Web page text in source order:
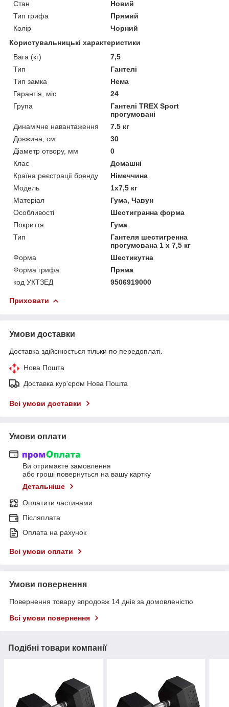
Стан
Новий
Тип грифа
Прямий
Колір
Чорний
Користувальницькі характеристики
Вага (кг)
7,5
Тип
Гантелі
Тип замка
Нема
Гарантія, міс
24
Група
Гантелі TREX Sport
прогумовані
Динамічне навантаження
7.5 кг
Довжина, см
30
Діаметр отвору, мм
0
Клас
Домашні
Країна реєстрації бренду
Німеччина
Мoдель
1x7,5 кг
Матеріал
Гума, Чавун
Особливості
Шестигранна форма
Покриття
Гума
Тип
Гантеля шестигренна
прогумована 1 х 7,5 кг
Форма
Шестикутна
Форма грифа
Пряма
код УКТЗЕД
9506919000
Приховати
Умови доставки
Доставка здійснюється тільки по передоплаті.
Нова Пошта
Доставка кур'єром Нова Пошта
Всі умови доставки
Умови оплати
Ви отримаєте замовлення
або гроші повернуться на вашу картку
Детальніше
Оплатити частинами
Післяплата
Оплата на рахунок
Всі умови оплати
Умови повернення
Повернення товару впродовж 14 днів за домовленістю
Всі умови повернення
Подібні товари компанії